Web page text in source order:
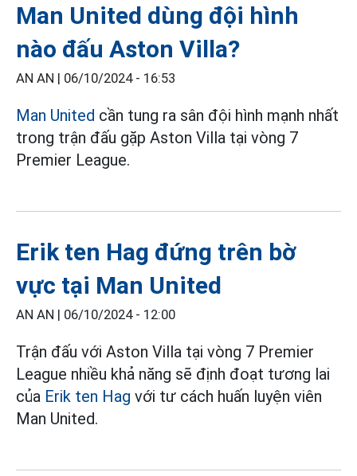
Man United dùng đội hình
nào đấu Aston Villa?
AN AN | 06/10/2024 - 16:53
Man United cần tung ra sân đội hình mạnh nhất
trong trận đấu gặp Aston Villa tại vòng 7
Premier League.
Erik ten Hag đứng trên bờ
vực tại Man United
AN AN | 06/10/2024 - 12:00
Trận đấu với Aston Villa tại vòng 7 Premier
League nhiều khả năng sẽ định đoạt tương lai
của Erik ten Hag với tư cách huấn luyện viên
Man United.